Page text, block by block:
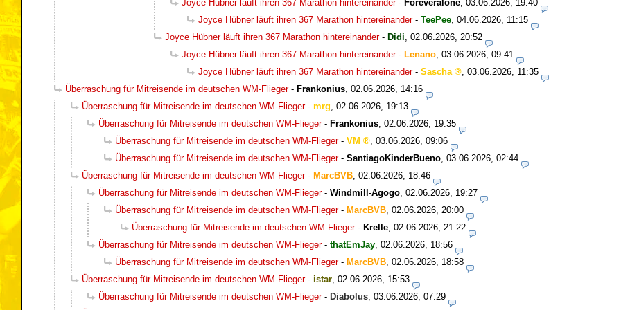
Joyce Hübner läuft ihren 367 Marathon hintereinander- Foreveralone, 03.06.2026, 19:40
Joyce Hübner läuft ihren 367 Marathon hintereinander- TeePee, 04.06.2026, 11:15
Joyce Hübner läuft ihren 367 Marathon hintereinander- Didi, 02.06.2026, 20:52
Joyce Hübner läuft ihren 367 Marathon hintereinander- Lenano, 03.06.2026, 09:41
Joyce Hübner läuft ihren 367 Marathon hintereinander- Sascha , 03.06.2026, 11:35
Überraschung für Mitreisende im deutschen WM-Flieger- Frankonius, 02.06.2026, 14:16
Überraschung für Mitreisende im deutschen WM-Flieger- mrg, 02.06.2026, 19:13
Überraschung für Mitreisende im deutschen WM-Flieger- Frankonius, 02.06.2026, 19:35
Überraschung für Mitreisende im deutschen WM-Flieger- VM , 03.06.2026, 09:06
Überraschung für Mitreisende im deutschen WM-Flieger- SantiagoKinderBueno, 03.06.2026, 02:44
Überraschung für Mitreisende im deutschen WM-Flieger- MarcBVB, 02.06.2026, 18:46
Überraschung für Mitreisende im deutschen WM-Flieger- Windmill-Agogo, 02.06.2026, 19:27
Überraschung für Mitreisende im deutschen WM-Flieger- MarcBVB, 02.06.2026, 20:00
Überraschung für Mitreisende im deutschen WM-Flieger- Krelle, 02.06.2026, 21:22
Überraschung für Mitreisende im deutschen WM-Flieger- thatEmJay, 02.06.2026, 18:56
Überraschung für Mitreisende im deutschen WM-Flieger- MarcBVB, 02.06.2026, 18:58
Überraschung für Mitreisende im deutschen WM-Flieger- istar, 02.06.2026, 15:53
Überraschung für Mitreisende im deutschen WM-Flieger- Diabolus, 03.06.2026, 07:29